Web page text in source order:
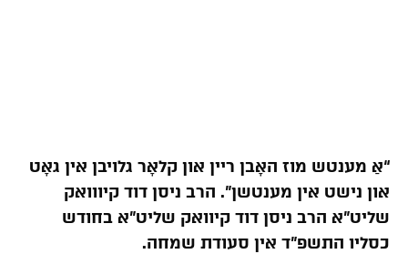
“אַ מענטש מוז האָבן ריין און קלאָר גלויבן אין גאָט
און נישט אין מענטשן”. הרב ניסן דוד קיווואק
שליט”א הרב ניסן דוד קיוואק שליט”א בחודש
כסליו התשפ”ד אין סעודת שמחה.